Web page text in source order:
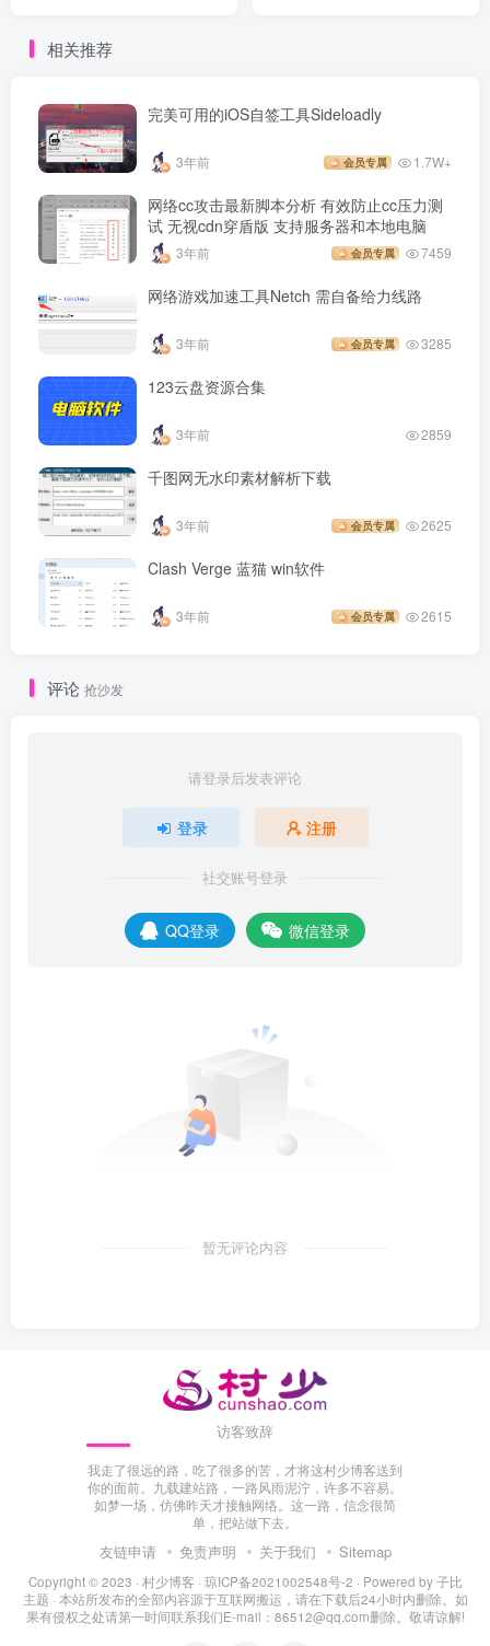
相关推荐
完美可用的iOS自签工具Sideloadly
3年前 会员专属 1.7W+
网络cc攻击最新脚本分析 有效防止cc压力测
试 无视cdn穿盾版 支持服务器和本地电脑
3年前 会员专属 7459
网络游戏加速工具Netch 需自备给力线路
3年前 会员专属 3285
123云盘资源合集
3年前 2859
千图网无水印素材解析下载
3年前 会员专属 2625
Clash Verge 蓝猫 win软件
3年前 会员专属 2615
评论 抢沙发
请登录后发表评论
登录 注册
社交账号登录
QQ登录 微信登录
暂无评论内容
访客致辞
我走了很远的路，吃了很多的苦，才将这村少博客送到
你的面前。九载建站路，一路风雨泥泞，许多不容易。
如梦一场，仿佛昨天才接触网络。这一路，信念很简
单，把站做下去。
友链申请 免责声明 关于我们 Sitemap
Copyright © 2023 · 村少博客 · 琼ICP备2021002548号-2 · Powered by子比
主题 · 本站所发布的全部内容源于互联网搬运，请在下载后24小时内删除。如
果有侵权之处请第一时间联系我们E-mail：86512@qq.com删除。敬请谅解!